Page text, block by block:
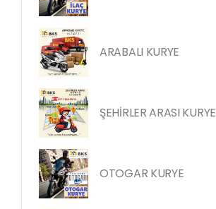
ARABALI KURYE
ŞEHİRLER ARASI KURYE
OTOGAR KURYE